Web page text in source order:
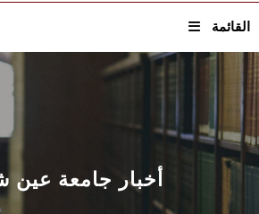
القائمة
أخبار جامعة